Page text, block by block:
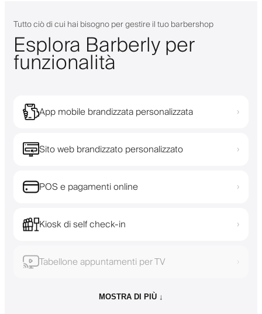
Tutto ciò di cui hai bisogno per gestire il tuo barbershop
Esplora Barberly per
funzionalità
App mobile brandizzata personalizzata ›
Sito web brandizzato personalizzato ›
POS e pagamenti online ›
Kiosk di self check-in ›
Tabellone appuntamenti per TV ›
MOSTRA DI PIÙ ↓